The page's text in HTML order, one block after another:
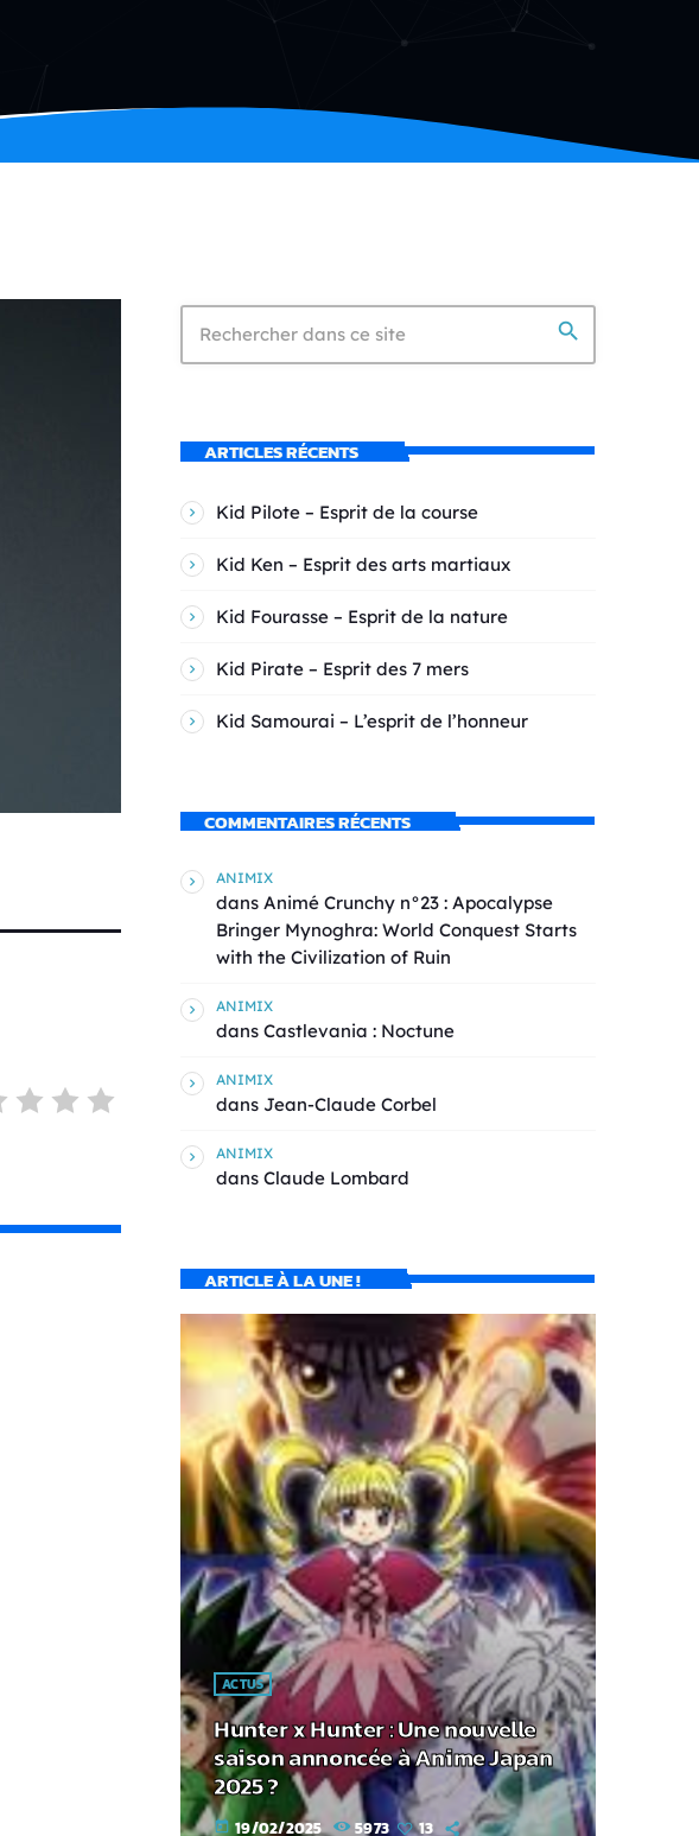
search
ARTICLES RÉCENTS
Kid Pilote – Esprit de la course
Kid Ken – Esprit des arts martiaux
Kid Fourasse – Esprit de la nature
Kid Pirate – Esprit des 7 mers
Kid Samourai – L’esprit de l’honneur
COMMENTAIRES RÉCENTS
ANIMIX
dans Animé Crunchy n°23 : Apocalypse
Bringer Mynoghra: World Conquest Starts
with the Civilization of Ruin
ANIMIX
dans Castlevania : Noctune
ANIMIX
dans Jean-Claude Corbel
ANIMIX
dans Claude Lombard
ARTICLE À LA UNE !
ACTUS
Hunter x Hunter : Une nouvelle
saison annoncée à Anime Japan
2025 ?
today 19/02/2025 5973 13